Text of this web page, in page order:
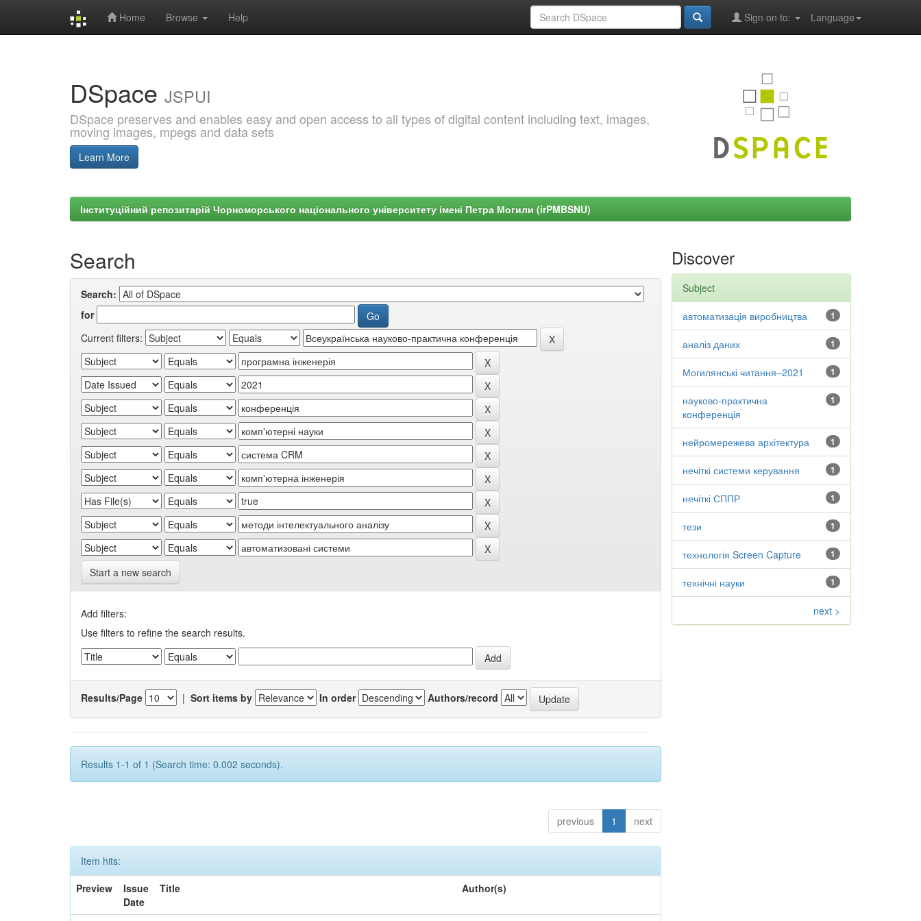
Home Browse Help Language
Sign on to:
DSpace JSPUI
DSpace preserves and enables easy and open access to all types of digital content including text, images,
moving images, mpegs and data sets
Learn More
Інституційний репозитарій Чорноморського національного університету імені Петра Могили (irPMBSNU)
Search
Search:
for
Current filters:
Start a new search
Add filters:
Use filters to refine the search results.
Results/Page | Sort items by In order Authors/record
Results 1-1 of 1 (Search time: 0.002 seconds).
previous 1 next
Item hits:
Preview
Issue
Date
Title Author(s)
Discover
Subject
1
автоматизація виробництва
1
аналіз даних
1
Могилянські читання–2021
1
науково-практична
конференція
1
нейромережева архітектура
1
нечіткі системи керування
1
нечіткі СППР
1
тези
1
технологія Screen Capture
1
технічні науки
next >